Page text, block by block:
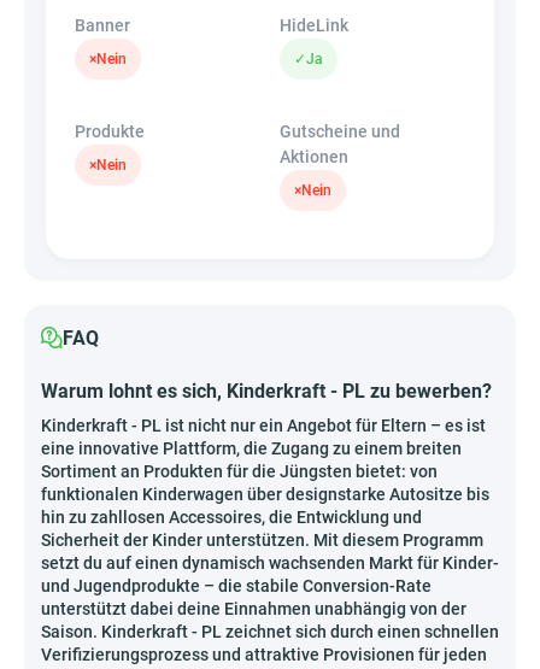
Banner
×Nein
HideLink
✓Ja
Produkte
×Nein
Gutscheine und
Aktionen
×Nein
FAQ
Warum lohnt es sich, Kinderkraft - PL zu bewerben?
Kinderkraft - PL ist nicht nur ein Angebot für Eltern – es ist
eine innovative Plattform, die Zugang zu einem breiten
Sortiment an Produkten für die Jüngsten bietet: von
funktionalen Kinderwagen über designstarke Autositze bis
hin zu zahllosen Accessoires, die Entwicklung und
Sicherheit der Kinder unterstützen. Mit diesem Programm
setzt du auf einen dynamisch wachsenden Markt für Kinder-
und Jugendprodukte – die stabile Conversion-Rate
unterstützt dabei deine Einnahmen unabhängig von der
Saison. Kinderkraft - PL zeichnet sich durch einen schnellen
Verifizierungsprozess und attraktive Provisionen für jeden